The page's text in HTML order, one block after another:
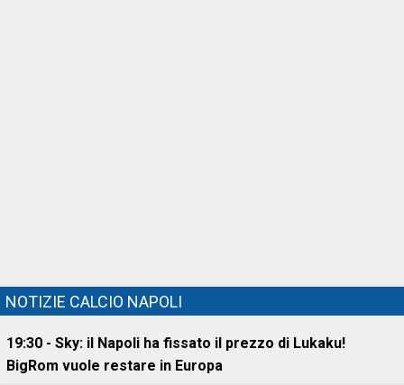
NOTIZIE CALCIO NAPOLI
19:30 - Sky: il Napoli ha fissato il prezzo di Lukaku!
BigRom vuole restare in Europa